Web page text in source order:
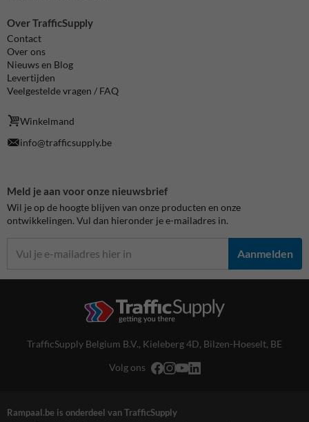
Over TrafficSupply
Contact
Over ons
Nieuws en Blog
Levertijden
Veelgestelde vragen / FAQ
Winkelmand
info@trafficsupply.be
Meld je aan voor onze nieuwsbrief
Wil je op de hoogte blijven van onze producten en onze
ontwikkelingen. Vul dan hieronder je e-mailadres in.
Aanmelden
TrafficSupply Belgium B.V., Kieleberg 4D, Bilzen-Hoeselt, BE
Volg ons
Rampaal.be is onderdeel van TrafficSupply